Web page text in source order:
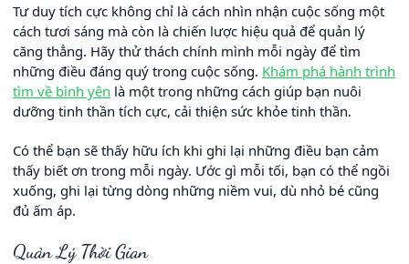
Tư duy tích cực không chỉ là cách nhìn nhận cuộc sống một
cách tươi sáng mà còn là chiến lược hiệu quả để quản lý
căng thẳng. Hãy thử thách chính mình mỗi ngày để tìm
những điều đáng quý trong cuộc sống. Khám phá hành trình
tìm về bình yên là một trong những cách giúp bạn nuôi
dưỡng tinh thần tích cực, cải thiện sức khỏe tinh thần.
Có thể bạn sẽ thấy hữu ích khi ghi lại những điều bạn cảm
thấy biết ơn trong mỗi ngày. Ước gì mỗi tối, bạn có thể ngồi
xuống, ghi lại từng dòng những niềm vui, dù nhỏ bé cũng
đủ ấm áp.
Quản Lý Thời Gian